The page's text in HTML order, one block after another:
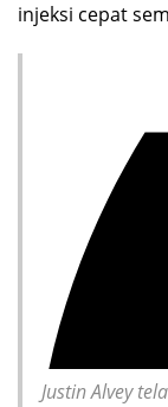
injeksi cepat
Justin Alvey